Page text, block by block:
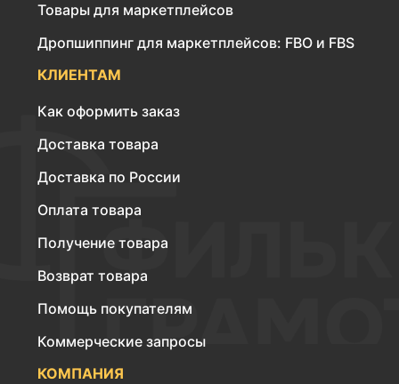
Товары для маркетплейсов
Дропшиппинг для маркетплейсов: FBO и FBS
КЛИЕНТАМ
Как оформить заказ
Доставка товара
Доставка по России
Оплата товара
Получение товара
Возврат товара
Помощь покупателям
Коммерческие запросы
КОМПАНИЯ